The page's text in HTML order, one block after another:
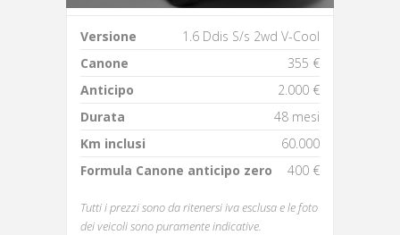
Versione
1.6 Ddis S/s 2wd V-Cool
Canone
355 €
Anticipo
2.000 €
Durata
48 mesi
Km inclusi
60.000
Formula Canone anticipo zero
400 €
Tutti i prezzi sono da ritenersi iva esclusa e le foto
dei veicoli sono puramente indicative.